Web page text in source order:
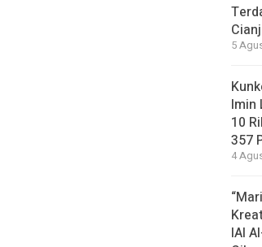
5
Imin
10
357
4
IAI